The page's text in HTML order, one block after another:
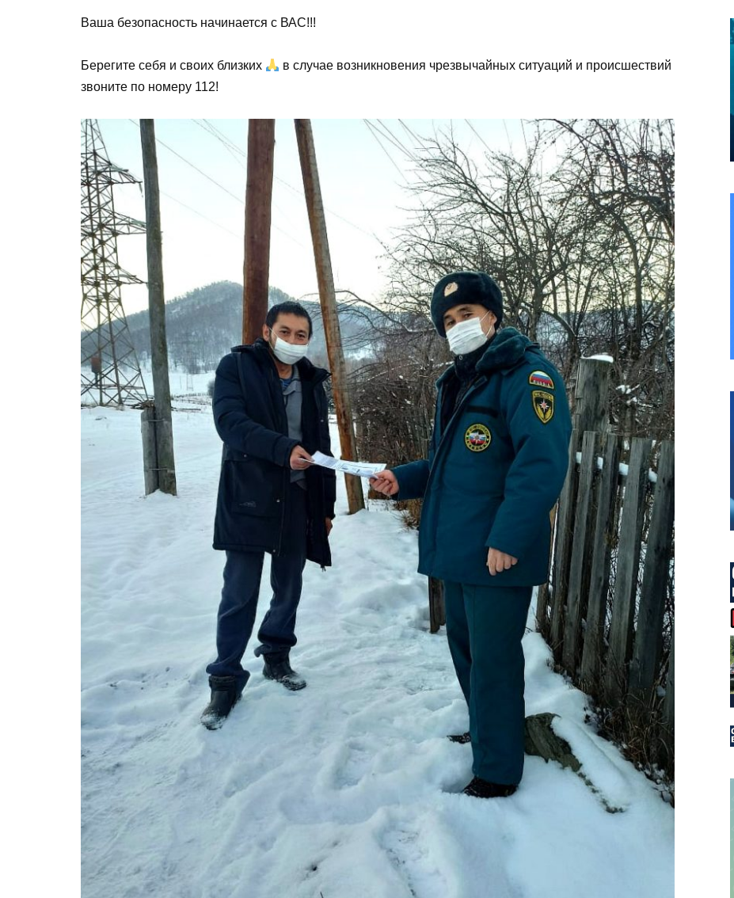
Ваша безопасность начинается с ВАС!!!
Берегите себя и своих близких
в случае возникновения чрезвычайных ситуаций и происшествий
звоните по номеру 112!